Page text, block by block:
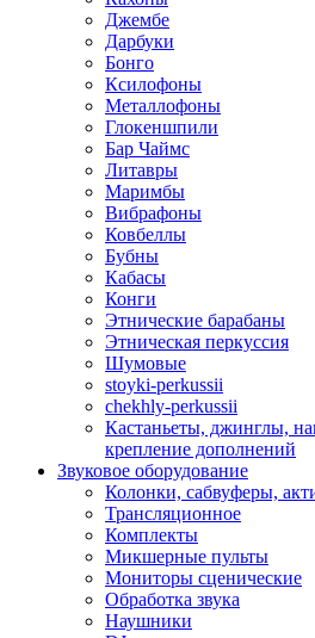
Джембе
Дарбуки
Бонго
Ксилофоны
Металлофоны
Глокеншпили
Бар Чаймс
Литавры
Маримбы
Вибрафоны
Ковбеллы
Бубны
Кабасы
Конги
Этнические барабаны
Этническая перкуссия
Шумовые
stoyki-perkussii
chekhly-perkussii
Кастаньеты, джинглы,
крепление дополнений
Звуковое оборудование
Колонки, сабвуферы,
Трансляционное
Комплекты
Микшерные пульты
Мониторы сценические
Обработка звука
Наушники